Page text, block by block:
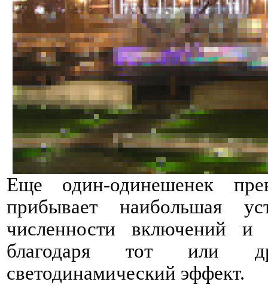
Еще один-одинешенек
прибывает наибольшая
численности включений
благодаря тот или
светодинамический эффект.